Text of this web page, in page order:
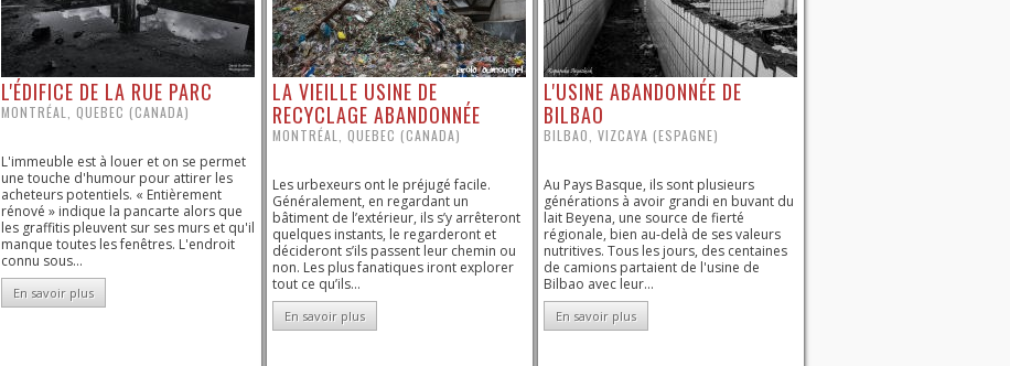
L'ÉDIFICE DE LA RUE PARC
MONTRÉAL, QUEBEC (CANADA)
L'immeuble est à louer et on se permet
une touche d'humour pour attirer les
acheteurs potentiels. « Entièrement
rénové » indique la pancarte alors que
les graffitis pleuvent sur ses murs et qu'il
manque toutes les fenêtres. L'endroit
connu sous...
En savoir plus
LA VIEILLE USINE DE
RECYCLAGE ABANDONNÉE
MONTRÉAL, QUEBEC (CANADA)
Les urbexeurs ont le préjugé facile.
Généralement, en regardant un
bâtiment de l’extérieur, ils s’y arrêteront
quelques instants, le regarderont et
décideront s’ils passent leur chemin ou
non. Les plus fanatiques iront explorer
tout ce qu’ils...
En savoir plus
L'USINE ABANDONNÉE DE
BILBAO
BILBAO, VIZCAYA (ESPAGNE)
Au Pays Basque, ils sont plusieurs
générations à avoir grandi en buvant du
lait Beyena, une source de fierté
régionale, bien au-delà de ses valeurs
nutritives. Tous les jours, des centaines
de camions partaient de l'usine de
Bilbao avec leur...
En savoir plus